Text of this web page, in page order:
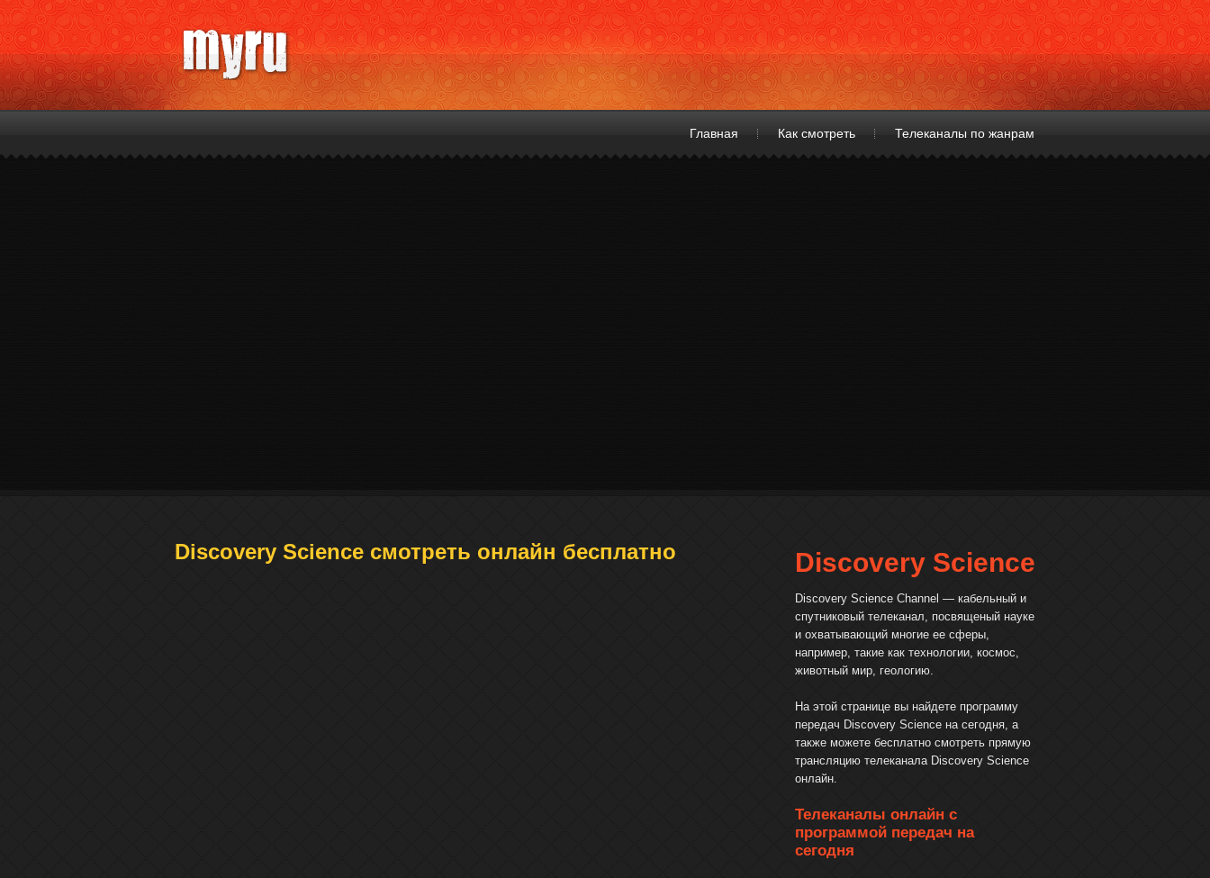
Главная Как смотреть Телеканалы по жанрам
Discovery Science смотреть онлайн бесплатно Discovery Science
Discovery Science Channel — кабельный и
спутниковый телеканал, посвященый науке
и охватывающий многие ее сферы,
например, такие как технологии, космос,
животный мир, геологию.
На этой странице вы найдете программу
передач Discovery Science на сегодня, а
также можете бесплатно смотреть прямую
трансляцию телеканала Discovery Science
онлайн.
Телеканалы онлайн с
программой передач на
сегодня